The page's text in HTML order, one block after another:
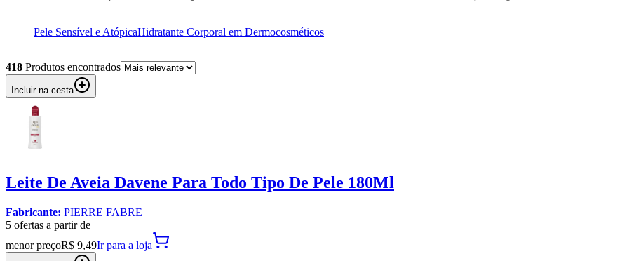
Pele Sensível e AtópicaHidratante Corporal em Dermocosméticos
418 Produtos encontrados
Incluir na cesta
Leite De Aveia Davene Para Todo Tipo De Pele 180Ml
Fabricante: PIERRE FABRE
5 ofertas a partir de
menor preçoR$ 9,49Ir para a loja